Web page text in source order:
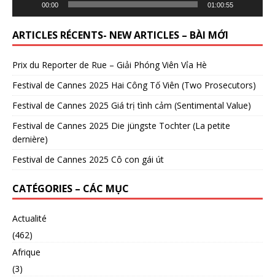
00:00 01:00:55
ARTICLES RÉCENTS- NEW ARTICLES – BÀI MỚI
Prix du Reporter de Rue – Giải Phóng Viên Vỉa Hè
Festival de Cannes 2025 Hai Công Tố Viên (Two Prosecutors)
Festival de Cannes 2025 Giá trị tình cảm (Sentimental Value)
Festival de Cannes 2025 Die jüngste Tochter (La petite
dernière)
Festival de Cannes 2025 Cô con gái út
CATÉGORIES – CÁC MỤC
Actualité
(462)
Afrique
(3)